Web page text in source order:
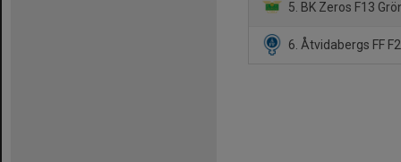
5. BK Zeros F13
6. Åtvidabergs FF